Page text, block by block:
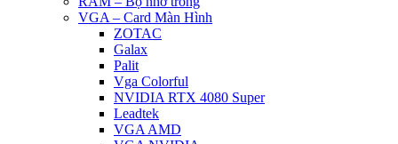
VGA – Card Màn Hình
ZOTAC
Galax
Palit
Vga Colorful
NVIDIA RTX 4080 Super
Leadtek
VGA AMD